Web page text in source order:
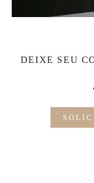
DEIXE SEU